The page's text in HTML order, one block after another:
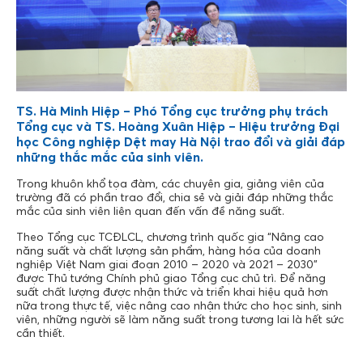
TS. Hà Minh Hiệp – Phó Tổng cục trưởng phụ trách
Tổng cục và TS. Hoàng Xuân Hiệp – Hiệu trưởng Đại
học Công nghiệp Dệt may Hà Nội trao đổi và giải đáp
những thắc mắc của sinh viên.
Trong khuôn khổ tọa đàm, các chuyên gia, giảng viên của
trường đã có phần trao đổi, chia sẻ và giải đáp những thắc
mắc của sinh viên liên quan đến vấn đề năng suất.
Theo Tổng cục TCĐLCL, chương trình quốc gia “Nâng cao
năng suất và chất lượng sản phẩm, hàng hóa của doanh
nghiệp Việt Nam giai đoạn 2010 – 2020 và 2021 – 2030”
được Thủ tướng Chính phủ giao Tổng cục chủ trì. Để năng
suất chất lượng được nhận thức và triển khai hiệu quả hơn
nữa trong thực tế, việc nâng cao nhận thức cho học sinh, sinh
viên, những người sẽ làm năng suất trong tương lai là hết sức
cần thiết.